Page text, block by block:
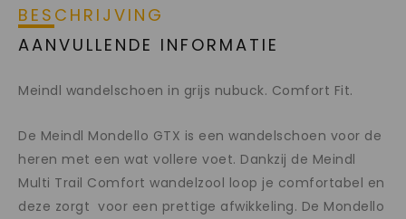
BESCHRIJVING
AANVULLENDE INFORMATIE
Meindl wandelschoen in grijs nubuck. Comfort Fit.
De Meindl Mondello GTX is een wandelschoen voor de
heren met een wat vollere voet. Dankzij de Meindl
Multi Trail Comfort wandelzool loop je comfortabel en
deze zorgt voor een prettige afwikkeling. De Mondello